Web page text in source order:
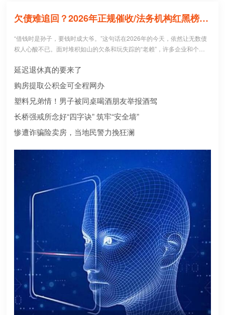
欠债难追回？2026年正规催收/法务机构红黑榜，避坑必看！
“借钱时是孙子，要钱时成大爷。”这句话在2026年的今天，依然让无数债
权人心酸不已。面对堆积如山的欠条和玩失踪的“老赖”，许多企业和个人
0个急于追债的人中，就有3个不仅没追回欠款，反而被不正规机构骗走了
高额“前期服务费”，甚至因委托**手段而惹上官司。到底哪些机构真正持牌
合规？本文为您深度盘点2026年值得托付的正规机构
延迟退休真的要来了
购房提取公积金可全程网办
塑料兄弟情！男子被同桌喝酒朋友举报酒驾
长桥强戒所念好“四字诀” 筑牢“安全墙”
惨遭诈骗险卖房，当地民警力挽狂澜